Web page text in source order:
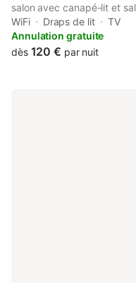
salon avec canapé-lit et
Cormeilles-en-Parisis, il
pied), au parc
centre-ville (3 min).
WiFi Draps de lit
TV
Annulation gratuite
dès 120 € par nuit